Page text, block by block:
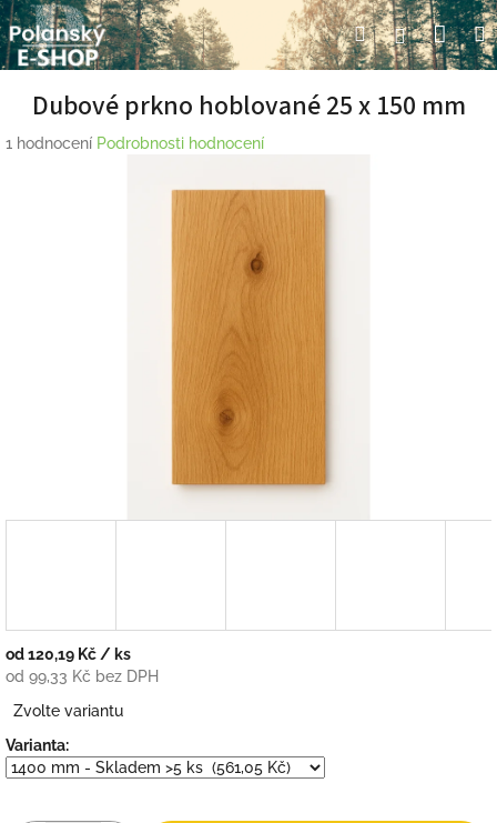
Přejít
na
obsah
HledatPřihlášení
Dubové prkno hoblované 25 x 150 mm
Průměrné
1 hodnocení Podrobnosti hodnocení
od120,19 Kč / ks
od 99,33 Kč bez DPH
cena:
Zvolte variantu
Varianta: